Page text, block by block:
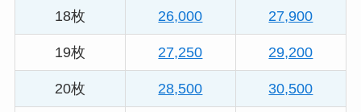
18枚 26,000 27,900
19枚 27,250 29,200
20枚 28,500 30,500